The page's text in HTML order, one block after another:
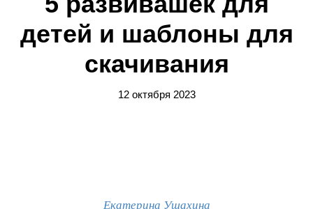
детей и шаблоны для
скачивания
12 октября 2023
Екатерина Ушахина